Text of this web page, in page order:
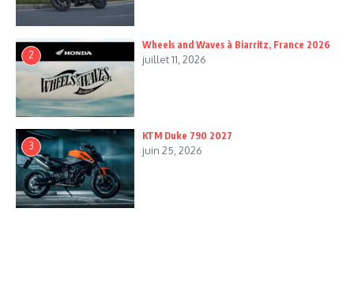
2
Wheels and Waves à Biarritz, France 2026
juillet 11, 2026
3
KTM Duke 790 2027
juin 25, 2026